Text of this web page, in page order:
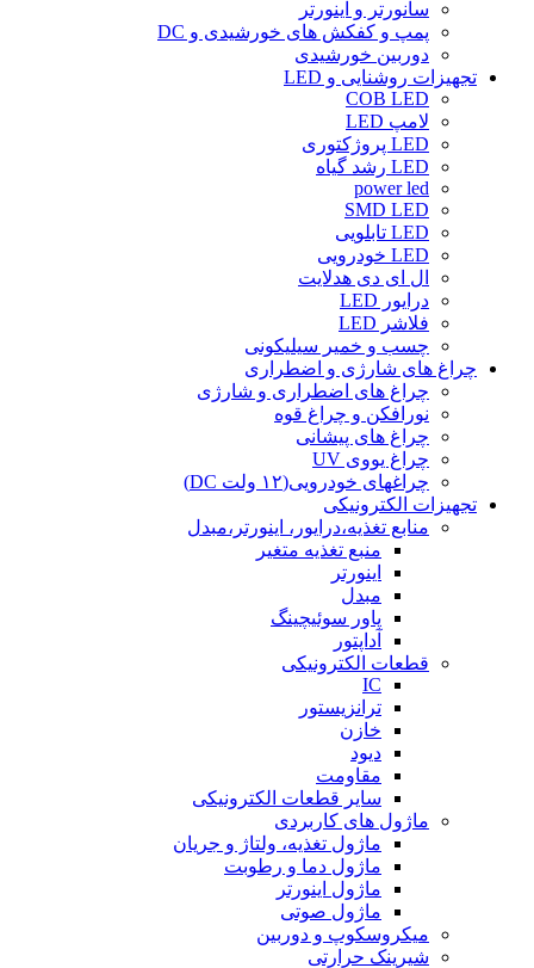
سانورتر و اینورتر
پمپ و کفکش های خورشیدی و DC
دوربین خورشیدی
تجهیزات روشنایی و LED
COB LED
لامپ LED
LED پروژکتوری
LED رشد گیاه
power led
SMD LED
LED تابلویی
LED خودرویی
ال ای دی هدلایت
درایور LED
فلاشر LED
چسب و خمیر سیلیکونی
چراغ های شارژی و اضطراری
چراغ های اضطراری و شارژی
نورافکن و چراغ قوه
چراغ های پیشانی
چراغ یووی UV
چراغهای خودرویی(۱۲ ولت DC)
تجهیزات الکترونیکی
منابع تغذیه،درایور، اینورتر،مبدل
منبع تغذیه متغیر
اینورتر
مبدل
پاور سوئیچینگ
آداپتور
قطعات الکترونیکی
IC
ترانزیستور
خازن
دیود
مقاومت
سایر قطعات الکترونیکی
ماژول های کاربردی
ماژول تغذیه، ولتاژ و جریان
ماژول دما و رطوبت
ماژول اینورتر
ماژول صوتی
میکروسکوپ و دوربین
شیرینک حرارتی